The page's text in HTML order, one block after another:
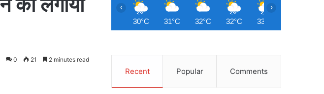
0 21 2 minutes read
30°C 31°C 32°C 32°C 33°C
‹ ›
Recent Popular Comments